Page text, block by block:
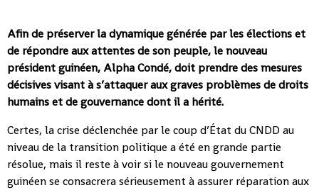
Afin de préserver la dynamique générée par les élections et
de répondre aux attentes de son peuple, le nouveau
président guinéen, Alpha Condé, doit prendre des mesures
décisives visant à s’attaquer aux graves problèmes de droits
humains et de gouvernance dont il a hérité.
Certes, la crise déclenchée par le coup d’État du CNDD au
niveau de la transition politique a été en grande partie
résolue, mais il reste à voir si le nouveau gouvernement
guinéen se consacrera sérieusement à assurer réparation aux